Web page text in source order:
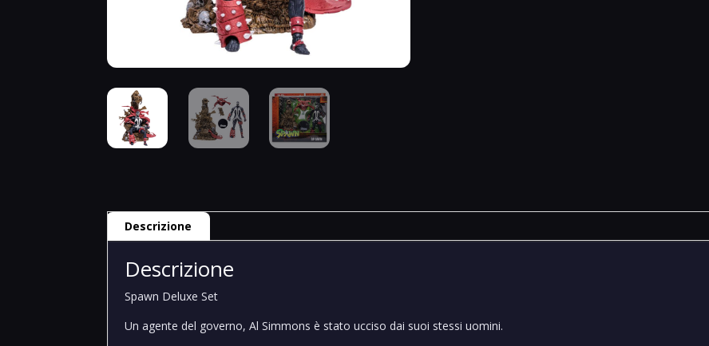
Descrizione
Descrizione
Spawn Deluxe Set
Un agente del governo, Al Simmons è stato ucciso dai suoi stessi uomini.